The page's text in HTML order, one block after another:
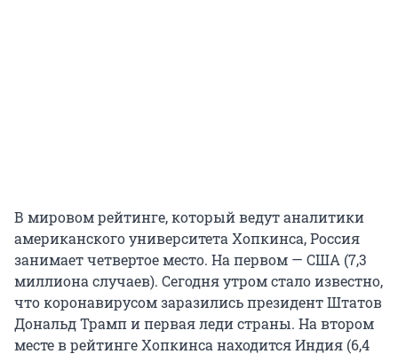
В мировом рейтинге, который ведут аналитики
американского университета Хопкинса, Россия
занимает четвертое место. На первом — США (7,3
миллиона случаев). Сегодня утром стало известно,
что коронавирусом заразились президент Штатов
Дональд Трамп и первая леди страны. На втором
месте в рейтинге Хопкинса находится Индия (6,4